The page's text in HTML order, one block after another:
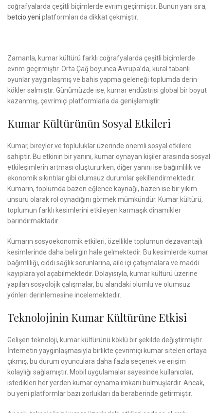
coğrafyalarda çeşitli biçimlerde evrim geçirmiştir. Bunun yanı sıra,
betcio yeni platformları da dikkat çekmiştir.
Zamanla, kumar kültürü farklı coğrafyalarda çeşitli biçimlerde
evrim geçirmiştir. Orta Çağ boyunca Avrupa’da, kural tabanlı
oyunlar yaygınlaşmış ve bahis yapma geleneği toplumda derin
kökler salmıştır. Günümüzde ise, kumar endüstrisi global bir boyut
kazanmış, çevrimiçi platformlarla da genişlemiştir.
Kumar Kültürünün Sosyal Etkileri
Kumar, bireyler ve topluluklar üzerinde önemli sosyal etkilere
sahiptir. Bu etkinin bir yanını, kumar oynayan kişiler arasında sosyal
etkileşimlerin artması oluştururken, diğer yanını ise bağımlılık ve
ekonomik sıkıntılar gibi olumsuz durumlar şekillendirmektedir.
Kumarın, toplumda bazen eğlence kaynağı, bazen ise bir yıkım
unsuru olarak rol oynadığını görmek mümkündür. Kumar kültürü,
toplumun farklı kesimlerini etkileyen karmaşık dinamikler
barındırmaktadır.
Kumarın sosyoekonomik etkileri, özellikle toplumun dezavantajlı
kesimlerinde daha belirgin hale gelmektedir. Bu kesimlerde kumar
bağımlılığı, ciddi sağlık sorunlarına, aile içi çatışmalara ve maddi
kayıplara yol açabilmektedir. Dolayısıyla, kumar kültürü üzerine
yapılan sosyolojik çalışmalar, bu alandaki olumlu ve olumsuz
yönleri derinlemesine incelemektedir.
Teknolojinin Kumar Kültürüne Etkisi
Gelişen teknoloji, kumar kültürünü köklü bir şekilde değiştirmiştir.
İnternetin yaygınlaşmasıyla birlikte çevrimiçi kumar siteleri ortaya
çıkmış, bu durum oyunculara daha fazla seçenek ve erişim
kolaylığı sağlamıştır. Mobil uygulamalar sayesinde kullanıcılar,
istedikleri her yerden kumar oynama imkanı bulmuşlardır. Ancak,
bu yeni platformlar bazı zorlukları da beraberinde getirmiştir.